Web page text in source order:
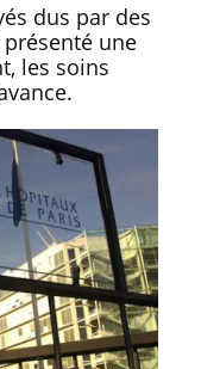
dus par des
présenté une
les soins